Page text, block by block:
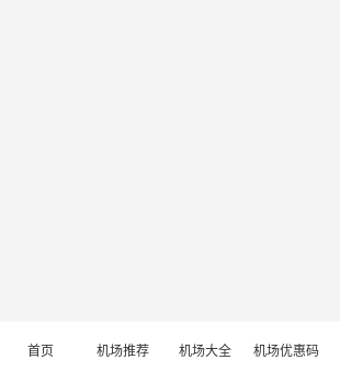
首页 机场推荐 机场大全 机场优惠码